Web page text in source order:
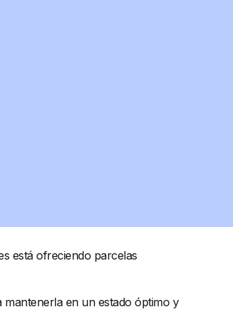
está ofreciendo parcelas
mantenerla en un estado óptimo y